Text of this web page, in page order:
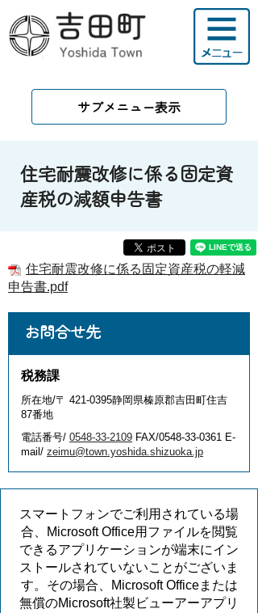
サブメニュー表示
住宅耐震改修に係る固定資
産税の減額申告書
住宅耐震改修に係る固定資産税の軽減
申告書.pdf
お問合せ先
税務課
所在地/〒 421-0395静岡県榛原郡吉田町住吉
87番地
電話番号/ 0548-33-2109 FAX/0548-33-0361 E-
mail/ zeimu@town.yoshida.shizuoka.jp
スマートフォンでご利用されている場
合、Microsoft Office用ファイルを閲覧
できるアプリケーションが端末にイン
ストールされていないことがございま
す。その場合、Microsoft Officeまたは
無償のMicrosoft社製ビューアーアプリ